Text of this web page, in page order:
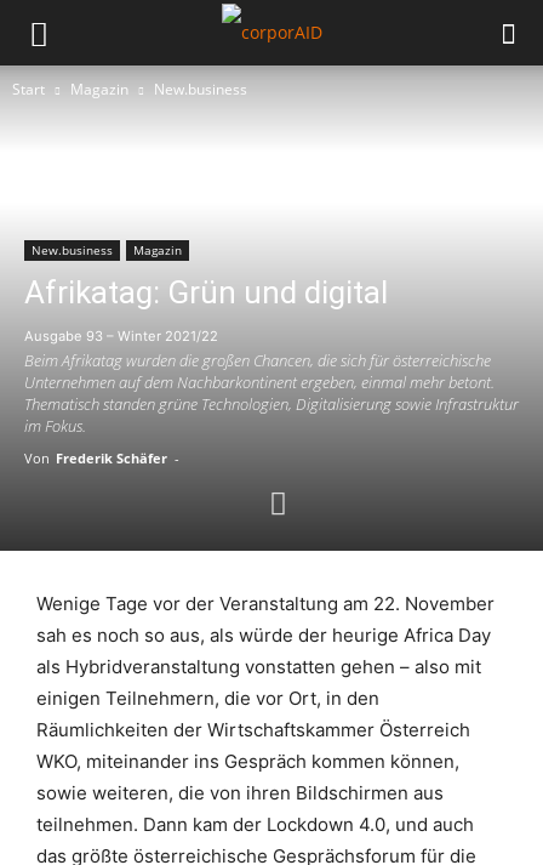
Start Magazin New.business
New.business Magazin
Afrikatag: Grün und digital
Ausgabe 93 – Winter 2021/22
Beim Afrikatag wurden die großen Chancen, die sich für österreichische
Unternehmen auf dem Nachbarkontinent ergeben, einmal mehr betont.
Thematisch standen grüne Technologien, Digitalisierung sowie Infrastruktur
im Fokus.
Von Frederik Schäfer -
Wenige Tage vor der Veranstaltung am 22. November
sah es noch so aus, als würde der heurige Africa Day
als Hybridveranstaltung vonstatten gehen – also mit
einigen Teilnehmern, die vor Ort, in den
Räumlichkeiten der Wirtschaftskammer Österreich
WKO, miteinander ins Gespräch kommen können,
sowie weiteren, die von ihren Bildschirmen aus
teilnehmen. Dann kam der Lockdown 4.0, und auch
das größte österreichische Gesprächsforum für die